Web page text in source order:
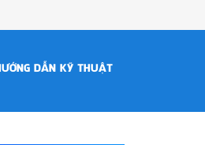
DẪN KỸ THUẬT